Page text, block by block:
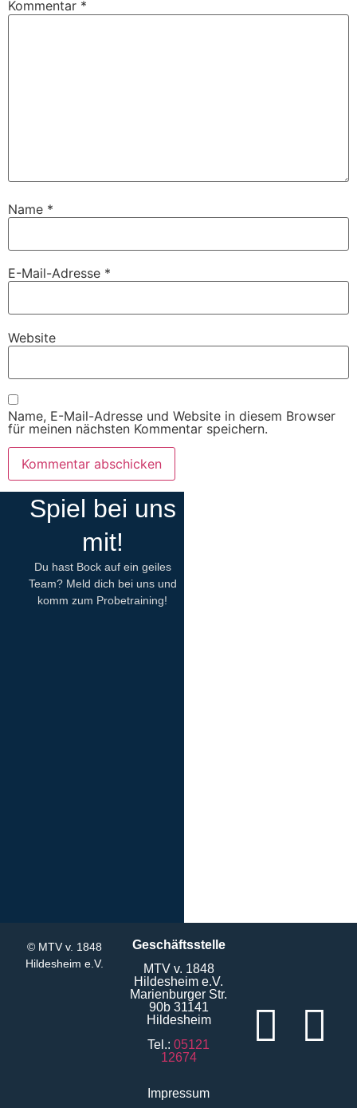
Kommentar *
Name *
E-Mail-Adresse *
Website
Name, E-Mail-Adresse und Website in diesem Browser
für meinen nächsten Kommentar speichern.
Spiel bei uns
mit!
Du hast Bock auf ein geiles
Team? Meld dich bei uns und
komm zum Probetraining!
© MTV v. 1848
Hildesheim e.V.
Geschäftsstelle
MTV v. 1848
Hildesheim e.V.
Marienburger Str.
90b 31141
Hildesheim
Tel.: 05121
12674
Impressum